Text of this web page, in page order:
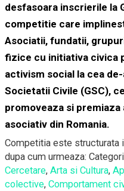
desfasoara inscrierile la
competitie care
Asociatii, fundatii,
fizice cu initiativa civica
activism social la cea
Societatii Civile (GSC),
promoveaza si
asociativ din Romania.
Competitia este structurata
dupa cum urmeaza:
Cercetare, Arta si Cultura,
colective, Comportament